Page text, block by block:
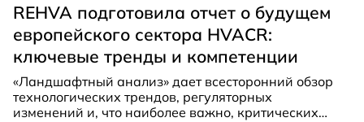
REHVA подготовила отчет о будущем
европейского сектора HVACR:
ключевые тренды и компетенции
«Ландшафтный анализ» дает всесторонний обзор
технологических трендов, регуляторных
изменений и, что наиболее важно, критических